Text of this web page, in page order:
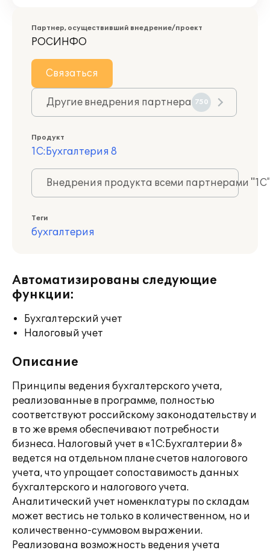
Партнер, осуществивший внедрение/проект
РОСИНФО
Связаться
Другие внедрения партнера 750
Продукт
1С:Бухгалтерия 8
Внедрения продукта всеми партнерами
Теги
бухгалтерия
Автоматизированы следующие
функции:
Бухгалтерский учет
Налоговый учет
Описание
Принципы ведения бухгалтерского учета,
реализованные в программе, полностью
соответствуют российскому законодательству и
в то же время обеспечивают потребности
бизнеса. Налоговый учет в «1С:Бухгалтерии 8»
ведется на отдельном плане счетов налогового
учета, что упрощает сопоставимость данных
бухгалтерского и налогового учета.
Аналитический учет номенклатуры по складам
может вестись не только в количественном, но и
количественно-суммовом выражении.
Реализована возможность ведения учета